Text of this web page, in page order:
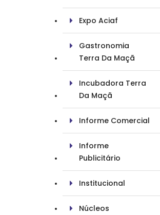
Expo Aciaf
Gastronomia
Terra Da Maçã
Incubadora Terra
Da Maçã
Informe Comercial
Informe
Publicitário
Institucional
Núcleos